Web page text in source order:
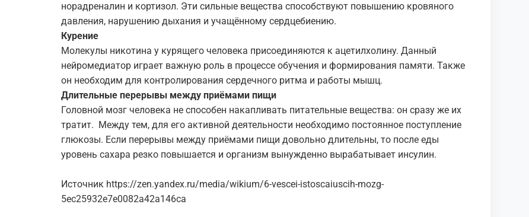
норадреналин и кортизол. Эти сильные вещества способствуют повышению кровяного
давления, нарушению дыхания и учащённому сердцебиению.
Курение
Молекулы никотина у курящего человека присоединяются к ацетилхолину. Данный
нейромедиатор играет важную роль в процессе обучения и формирования памяти. Также
он необходим для контролирования сердечного ритма и работы мышц.
Длительные перерывы между приёмами пищи
Головной мозг человека не способен накапливать питательные вещества: он сразу же их
тратит. Между тем, для его активной деятельности необходимо постоянное поступление
глюкозы. Если перерывы между приёмами пищи довольно длительны, то после еды
уровень сахара резко повышается и организм вынужденно вырабатывает инсулин.
Источник https://zen.yandex.ru/media/wikium/6-vescei-istoscaiuscih-mozg-
5ec25932e7e0082a42a146ca